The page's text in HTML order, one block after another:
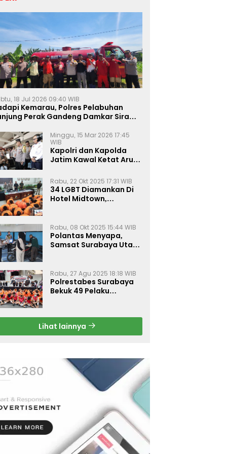
18 Jul 2026 09:40 WIB
Kemarau, Polres Pelabuhan
Perak Gandeng Damkar Siram
Minggu, 15 Mar 2026 17:45
WIB
Kapolri dan Kapolda
Jatim Kawal Ketat Arus
Rabu, 22 Okt 2025 17:31 WIB
34 LGBT Diamankan Di
Hotel Midtown,
Rabu, 08 Okt 2025 15:44 WIB
Polantas Menyapa,
Samsat Surabaya Utara
Rabu, 27 Agu 2025 18:18 WIB
Polrestabes Surabaya
Bekuk 49 Pelaku
Gratis
Lihat lainnya